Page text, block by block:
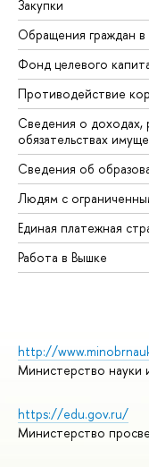
Закупки
Обращения граждан
Фонд целевого
Противодействие
Сведения о доходах,
обязательствах
Сведения об
Людям с
Единая платежная
Работа в Вышке
http://
Министерство науки
https://edu.gov.ru/
Министерство